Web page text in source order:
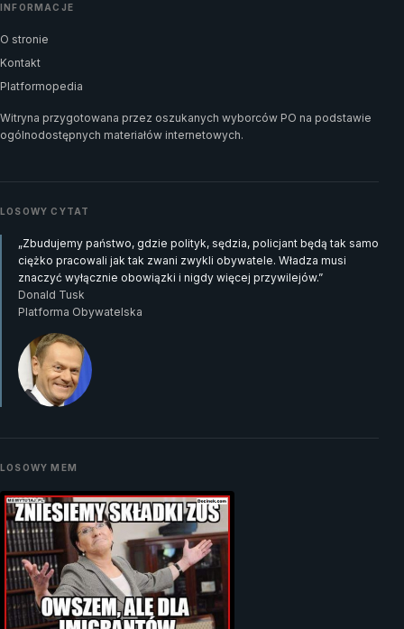
INFORMACJE
O stronie
Kontakt
Platformopedia
Witryna przygotowana przez oszukanych wyborców PO na podstawie
ogólnodostępnych materiałów internetowych.
LOSOWY CYTAT
„Zbudujemy państwo, gdzie polityk, sędzia, policjant będą tak samo
ciężko pracowali jak tak zwani zwykli obywatele. Władza musi
znaczyć wyłącznie obowiązki i nigdy więcej przywilejów.”
Donald Tusk
Platforma Obywatelska
LOSOWY MEM